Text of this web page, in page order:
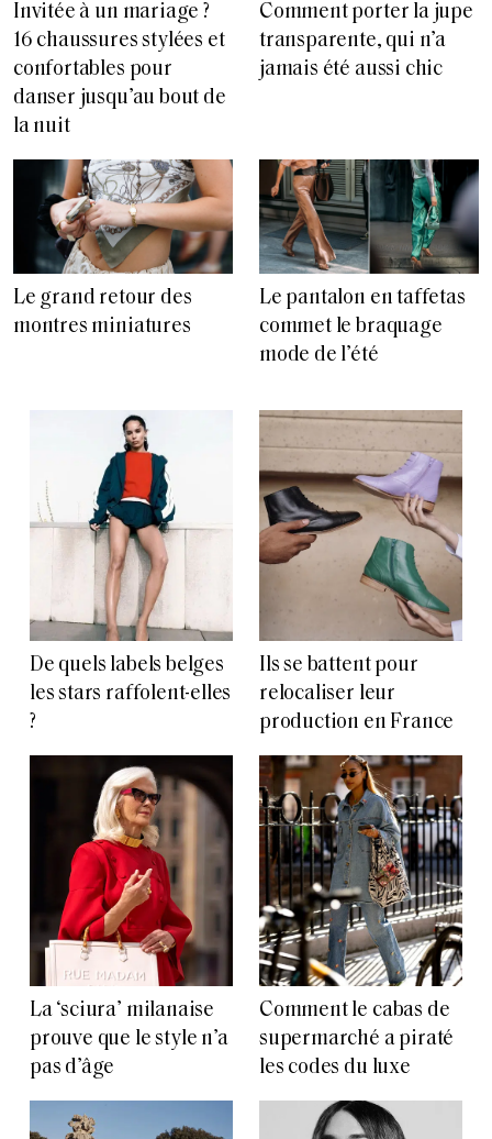
Invitée à un mariage ?
16 chaussures stylées et
confortables pour
danser jusqu’au bout de
la nuit
Comment porter la jupe
transparente, qui n’a
jamais été aussi chic
Le grand retour des
montres miniatures
Le pantalon en taffetas
commet le braquage
mode de l’été
De quels labels belges
les stars raffolent-elles
?
Ils se battent pour
relocaliser leur
production en France
La ‘sciura’ milanaise
prouve que le style n’a
pas d’âge
Comment le cabas de
supermarché a piraté
les codes du luxe